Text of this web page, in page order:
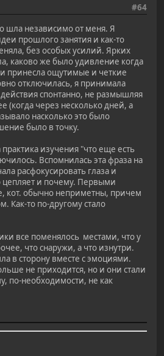
#64
шла независимо от меня. Я
прошлого занятия и как-то
без особых усилий. Ярких
каково же было удивление когда
принесла ощутимые и четкие
отключилась, я принимала
спонтанно, не размышляя
(когда через несколько дней, а
насколько это было
было в точку.
изучения "что еще есть
Вспомнилась эта фраза на
расфокусировать глаза и
цепляет и почему. Первыми
кот. обычно неприметны, причем
Как-то по-другому стало
все поменялось местами, что у
что снаружи, а что изнутри.
в сторону вместе с эмоциями.
не приходится, но и они стали
по-необходимости, не как